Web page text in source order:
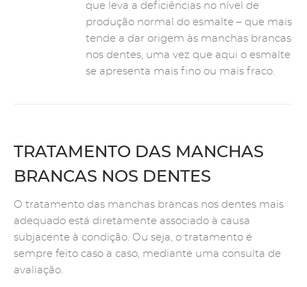
que leva a deficiências no nível de
produção normal do esmalte – que mais
tende a dar origem às manchas brancas
nos dentes, uma vez que aqui o esmalte
se apresenta mais fino ou mais fraco.
TRATAMENTO DAS MANCHAS
BRANCAS NOS DENTES
O tratamento das manchas brancas nos dentes mais
adequado está diretamente associado à causa
subjacente à condição. Ou seja, o tratamento é
sempre feito caso a caso, mediante uma consulta de
avaliação.